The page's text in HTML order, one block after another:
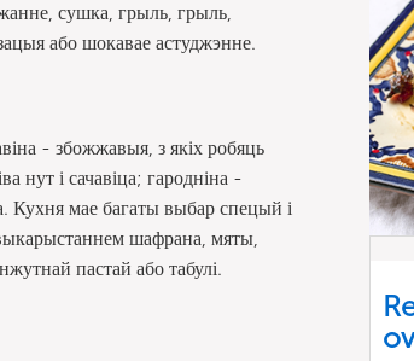
сушка, грыль, грыль,
або шокавае астуджэнне.
- збожжавыя, з якіх робяць
нут і сачавіца; гародніна -
Кухня мае багаты выбар спецый і
шафрана, мяты,
пастай або табулі.